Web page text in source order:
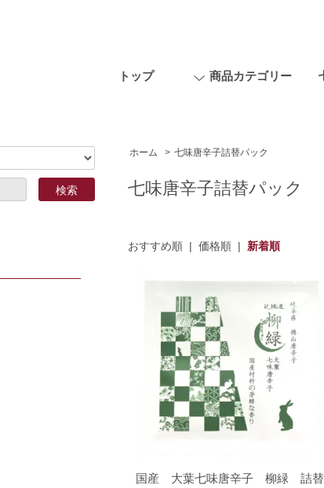
トップ 商品カテゴリー
ホーム > 七味唐辛子詰替パック
七味唐辛子詰替パック
おすすめ順 | 価格順 | 新着順
国産 大葉七味唐辛子 柳緑 詰替